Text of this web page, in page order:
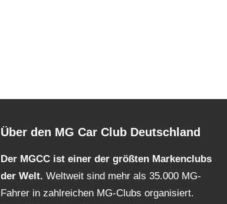
Über den MG Car Club Deutschland
Der MGCC ist einer der größten Markenclubs
der Welt.Weltweit sind mehr als 35.000 MG-
Fahrer in zahlreichen MG-Clubs organisiert.